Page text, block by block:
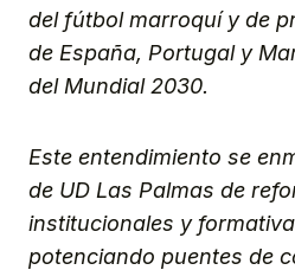
del fútbol marroquí y de
de España, Portugal y
del Mundial 2030.
Este entendimiento se
de UD Las Palmas de
institucionales y
potenciando puentes de